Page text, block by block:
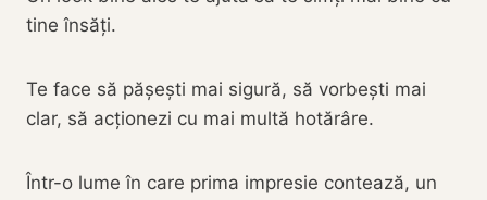
tine însăți.
Te face să pășești mai sigură, să vorbești mai
clar, să acționezi cu mai multă hotărâre.
Într-o lume în care prima impresie contează, un